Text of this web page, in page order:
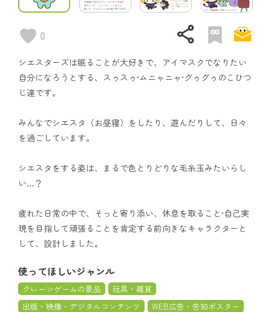
0 share
シエスターズは眠ることが大好きで、アイマスクでなりたい
自分になろうとする、スゥスゥ•ムニャニャ•グゥグゥのこひつ
じ達です。
みんなでシエスタ（お昼寝）をしたり、遊んだりして、日々
を過ごしています。
シエスタをする姿は、まるで色とりどりな毛糸玉みたいらし
い…？
疲れた日常の中で、そっと寄り添い、休息を取ること•自己実
現を目指して頑張ることを肯定する前向きなキャラクターと
して、設計しました。
使ってほしいジャンル
クレーンゲームの景品
玩具・雑貨
出版・映像・デジタルコンテンツ
WEB広告・告知ポスター